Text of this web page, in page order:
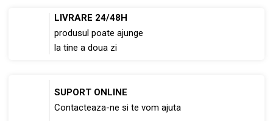
LIVRARE 24/48H
produsul poate ajunge
la tine a doua zi
SUPORT ONLINE
Contacteaza-ne si te vom ajuta